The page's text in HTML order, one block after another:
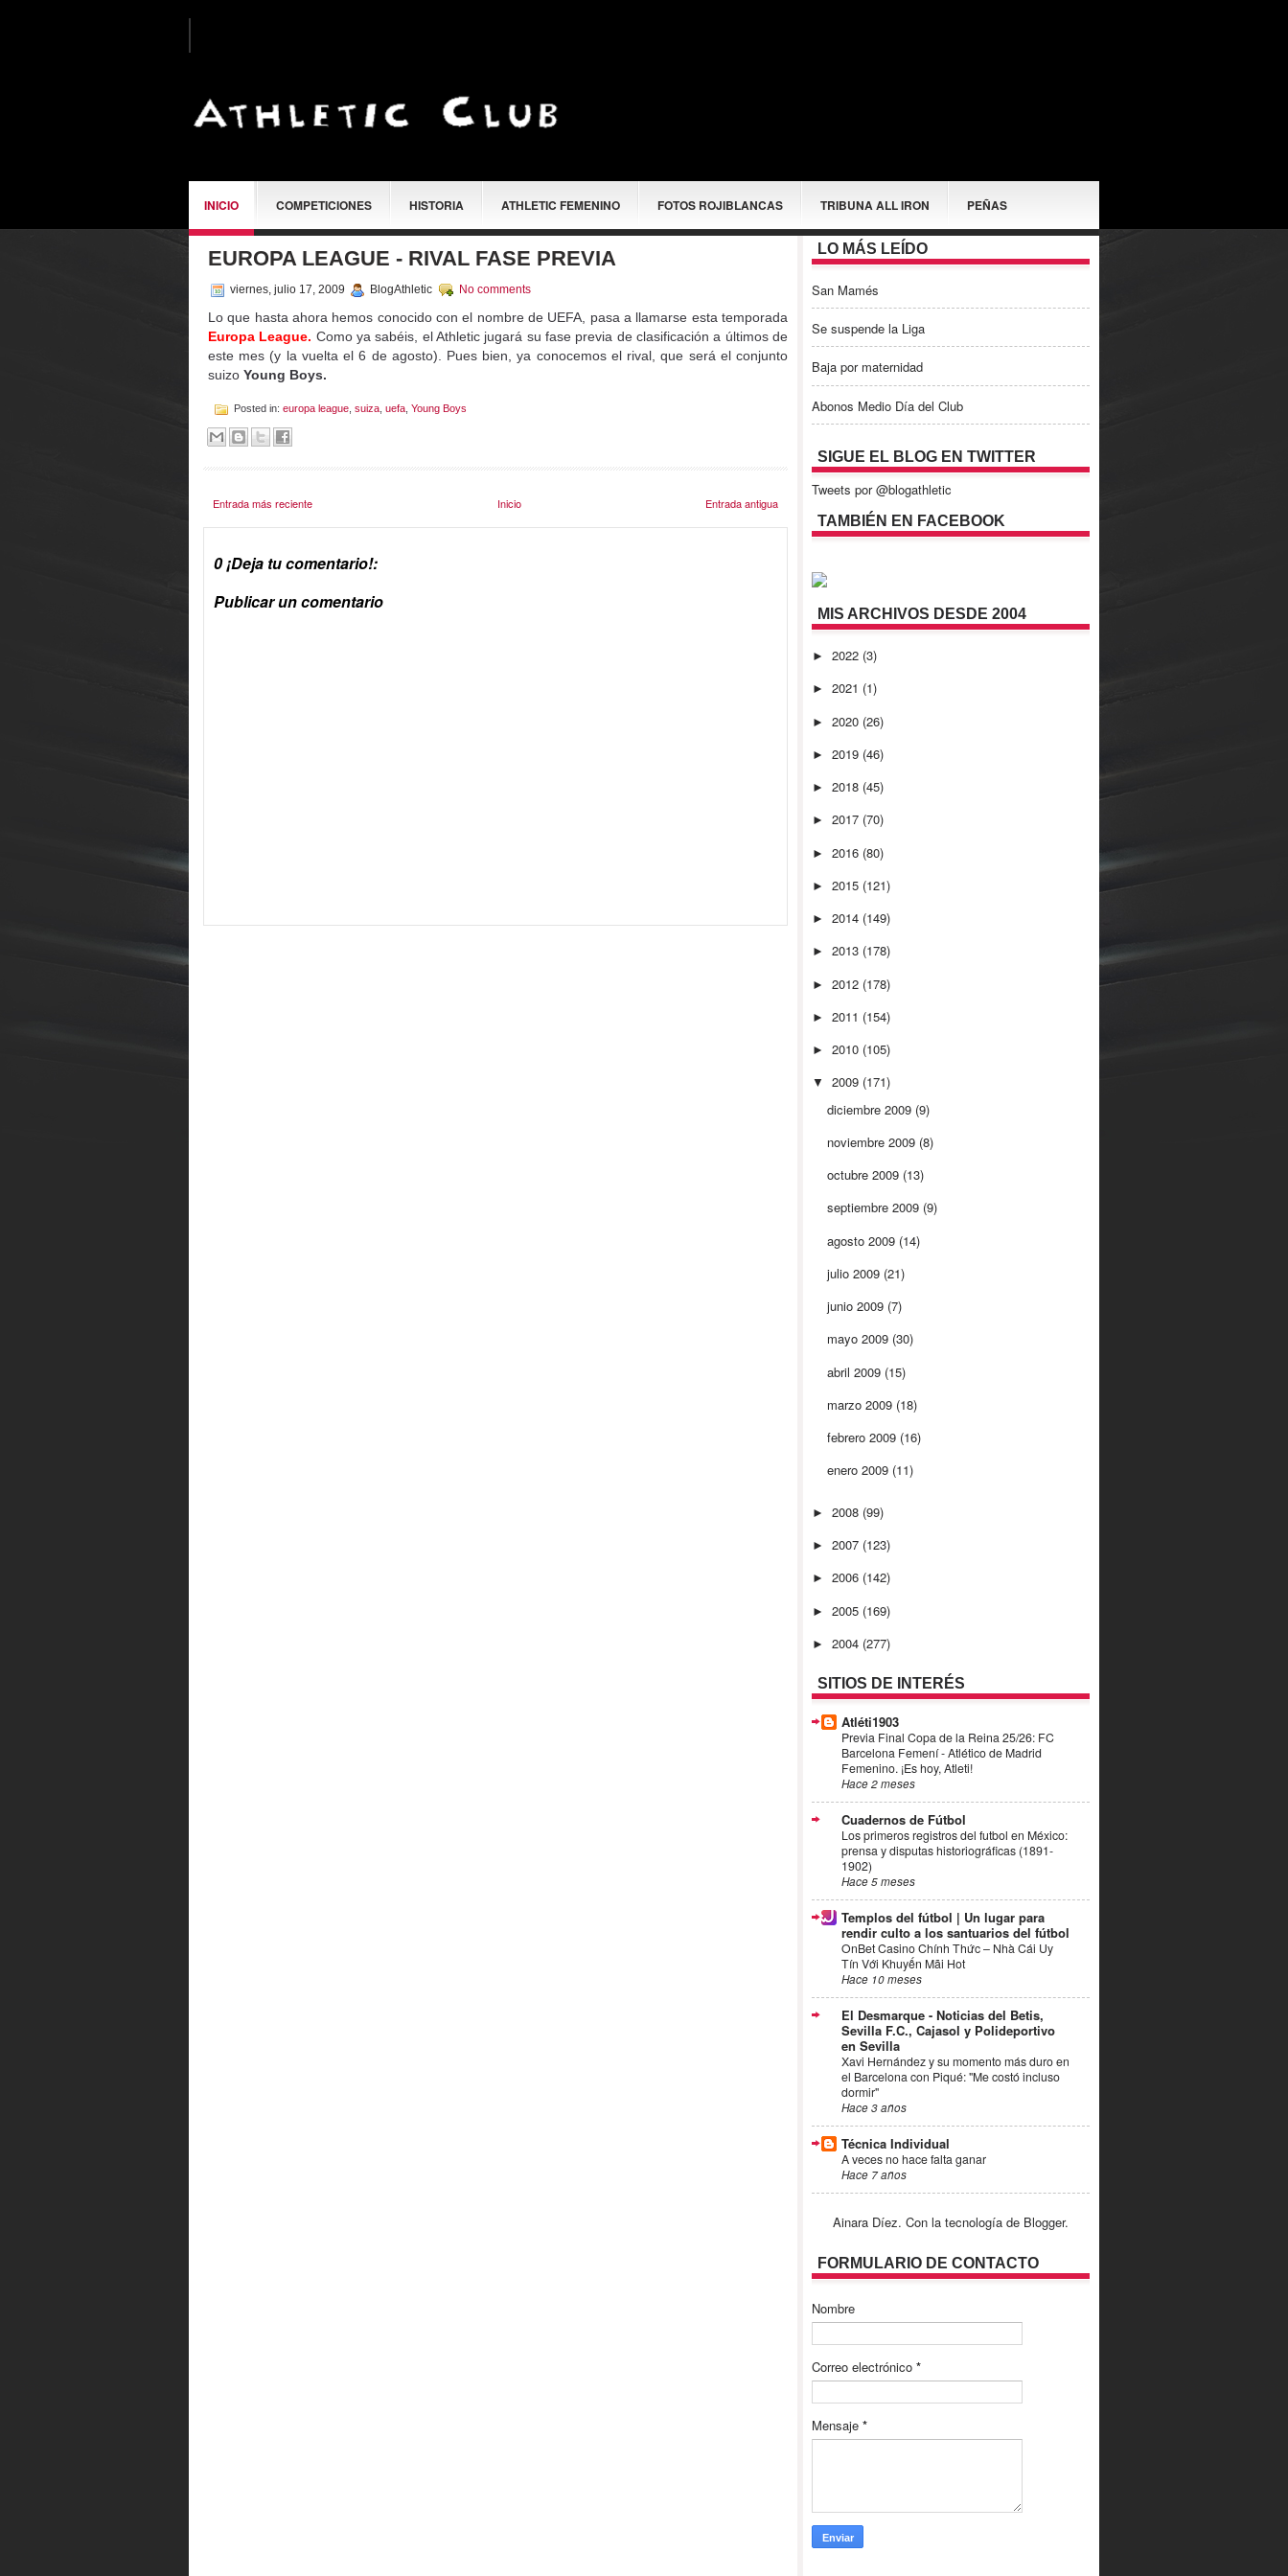
INICIO COMPETICIONES HISTORIA ATHLETIC FEMENINO FOTOS ROJIBLANCAS TRIBUNA ALL IRON PEÑAS
SOBRE MÍ
EUROPA LEAGUE - RIVAL FASE PREVIA
viernes, julio 17, 2009 BlogAthletic No comments
Lo que hasta ahora hemos conocido con el nombre de UEFA, pasa a llamarse esta temporada
Europa League. Como ya sabéis, el Athletic jugará su fase previa de clasificación a últimos de
este mes (y la vuelta el 6 de agosto). Pues bien, ya conocemos el rival, que será el conjunto
suizo Young Boys.
Posted in: europa league suiza uefa Young Boys
Entrada más reciente Entrada antigua
Inicio
0 ¡Deja tu comentario!:
Publicar un comentario
LO MÁS LEÍDO
San Mamés
Se suspende la Liga
Baja por maternidad
Abonos Medio Día del Club
SIGUE EL BLOG EN TWITTER
Tweets por @blogathletic
TAMBIÉN EN FACEBOOK
MIS ARCHIVOS DESDE 2004
► 2022 (3)
► 2021 (1)
► 2020 (26)
► 2019 (46)
► 2018 (45)
► 2017 (70)
► 2016 (80)
► 2015 (121)
► 2014 (149)
► 2013 (178)
► 2012 (178)
► 2011 (154)
► 2010 (105)
▼ 2009 (171)
diciembre 2009 (9)
noviembre 2009 (8)
octubre 2009 (13)
septiembre 2009 (9)
agosto 2009 (14)
julio 2009 (21)
junio 2009 (7)
mayo 2009 (30)
abril 2009 (15)
marzo 2009 (18)
febrero 2009 (16)
enero 2009 (11)
► 2008 (99)
► 2007 (123)
► 2006 (142)
► 2005 (169)
► 2004 (277)
SITIOS DE INTERÉS
Atléti1903
Previa Final Copa de la Reina 25/26: FC
Barcelona Femení - Atlético de Madrid
Femenino. ¡Es hoy, Atleti!
Hace 2 meses
Cuadernos de Fútbol
Los primeros registros del futbol en México:
prensa y disputas historiográficas (1891-
1902)
Hace 5 meses
Templos del fútbol | Un lugar para
rendir culto a los santuarios del fútbol
OnBet Casino Chính Thức – Nhà Cái Uy
Tín Với Khuyến Mãi Hot
Hace 10 meses
El Desmarque - Noticias del Betis,
Sevilla F.C., Cajasol y Polideportivo
en Sevilla
Xavi Hernández y su momento más duro en
el Barcelona con Piqué: "Me costó incluso
dormir"
Hace 3 años
Técnica Individual
A veces no hace falta ganar
Hace 7 años
Ainara Díez. Con la tecnología de Blogger.
FORMULARIO DE CONTACTO
Nombre
Correo electrónico *
Mensaje *